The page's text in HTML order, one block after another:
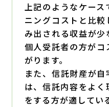
上記のようなケー
ニングコストと比
み出される収益が少
個人受託者の方が
がります。
また、信託財産が
は、信託内容をよ
をする方が適してい